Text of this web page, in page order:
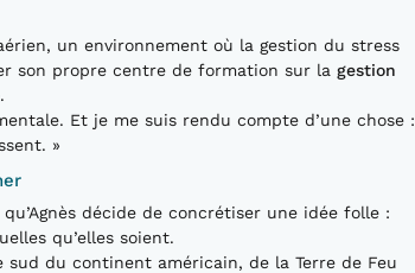
un environnement où la gestion du stress
son propre centre de formation sur la gestion
.
Et je me suis rendu compte d’une chose :
»
décide de concrétiser une idée folle :
qu’elles soient.
du continent américain, de la Terre de Feu